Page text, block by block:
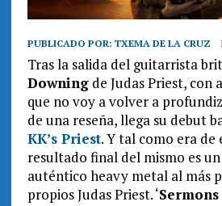
PUBLICADO POR: TXEMA DE LA CRUZ
Tras la salida del guitarrista
Downingde Judas Priest, con
que no voy a volver a
de una reseña, llega su debut
KK’s Priest. Y tal como era de
resultado final del mismo es
auténtico heavy metal al más
propios Judas Priest. ‘